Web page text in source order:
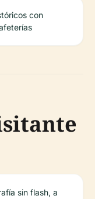
con
sin flash, a